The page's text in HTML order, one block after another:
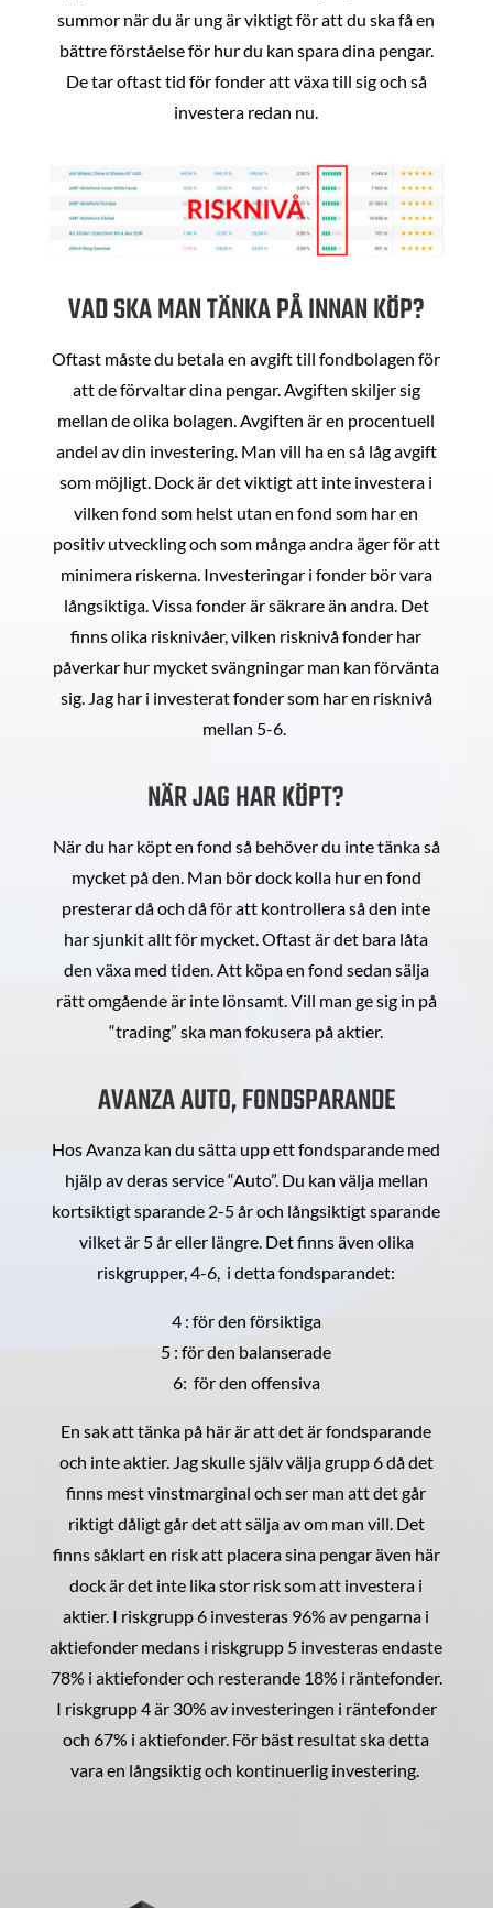
summor när du är ung är viktigt för att du ska få en
bättre förståelse för hur du kan spara dina pengar.
De tar oftast tid för fonder att växa till sig och så
investera redan nu.
VAD SKA MAN TÄNKA PÅ INNAN KÖP?
Oftast måste du betala en avgift till fondbolagen för
att de förvaltar dina pengar. Avgiften skiljer sig
mellan de olika bolagen. Avgiften är en procentuell
andel av din investering. Man vill ha en så låg avgift
som möjligt. Dock är det viktigt att inte investera i
vilken fond som helst utan en fond som har en
positiv utveckling och som många andra äger för att
minimera riskerna. Investeringar i fonder bör vara
långsiktiga. Vissa fonder är säkrare än andra. Det
finns olika risknivåer, vilken risknivå fonder har
påverkar hur mycket svängningar man kan förvänta
sig. Jag har i investerat fonder som har en risknivå
mellan 5-6.
NÄR JAG HAR KÖPT?
När du har köpt en fond så behöver du inte tänka så
mycket på den. Man bör dock kolla hur en fond
presterar då och då för att kontrollera så den inte
har sjunkit allt för mycket. Oftast är det bara låta
den växa med tiden. Att köpa en fond sedan sälja
rätt omgående är inte lönsamt. Vill man ge sig in på
“trading” ska man fokusera på aktier.
AVANZA AUTO, FONDSPARANDE
Hos Avanza kan du sätta upp ett fondsparande med
hjälp av deras service “Auto”. Du kan välja mellan
kortsiktigt sparande 2-5 år och långsiktigt sparande
vilket är 5 år eller längre. Det finns även olika
riskgrupper, 4-6, i detta fondsparandet:
4 : för den försiktiga
5 : för den balanserade
6: för den offensiva
En sak att tänka på här är att det är fondsparande
och inte aktier. Jag skulle själv välja grupp 6 då det
finns mest vinstmarginal och ser man att det går
riktigt dåligt går det att sälja av om man vill. Det
finns såklart en risk att placera sina pengar även här
dock är det inte lika stor risk som att investera i
aktier. I riskgrupp 6 investeras 96% av pengarna i
aktiefonder medans i riskgrupp 5 investeras endaste
78% i aktiefonder och resterande 18% i räntefonder.
I riskgrupp 4 är 30% av investeringen i räntefonder
och 67% i aktiefonder. För bäst resultat ska detta
vara en långsiktig och kontinuerlig investering.